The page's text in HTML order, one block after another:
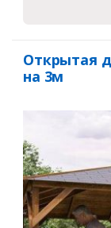
Открытая
на 3м